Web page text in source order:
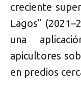
creciente
Lagos”
una
apicultores
en predios